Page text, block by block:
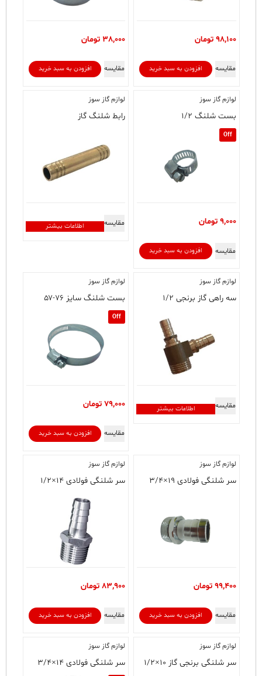
98,100 تومان
افزودن به سبد خرید مقایسه
38,000 تومان
افزودن به سبد خرید مقایسه
لوازم گاز سوز
بست شلنگ ۱/۲
Off
9,000 تومان
افزودن به سبد خرید مقایسه
لوازم گاز سوز
رابط شلنگ گاز
اطلاعات بیشتر مقایسه
لوازم گاز سوز
سه راهی گاز برنجی ۱/۲
اطلاعات بیشتر مقایسه
لوازم گاز سوز
بست شلنگ سایز ۷۶-۵۷
Off
79,000 تومان
افزودن به سبد خرید مقایسه
لوازم گاز سوز
سر شلنگی فولادی ۱۹×۳/۴
99,400 تومان
افزودن به سبد خرید مقایسه
لوازم گاز سوز
سر شلنگی فولادی ۱۴×۱/۲
83,900 تومان
افزودن به سبد خرید مقایسه
لوازم گاز سوز
سر شلنگی برنجی گاز ۱۰×۱/۲
لوازم گاز سوز
سر شلنگی فولادی ۱۴×۳/۴